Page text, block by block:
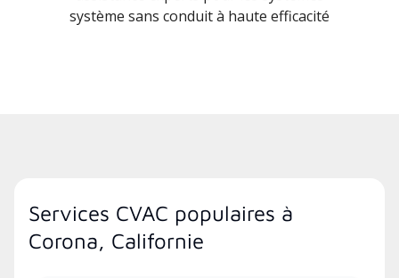
système sans conduit à haute efficacité
Services CVAC populaires à
Corona, Californie